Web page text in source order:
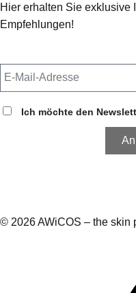
Hier erhalten Sie exklusive
Empfehlungen!
Ich möchte den
© 2026 AWiCOS – the skin